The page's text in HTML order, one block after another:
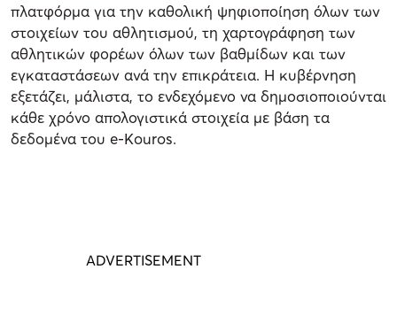
πλατφόρμα για την καθολική ψηφιοποίηση όλων των
στοιχείων του αθλητισμού, τη χαρτογράφηση των
αθλητικών φορέων όλων των βαθμίδων και των
εγκαταστάσεων ανά την επικράτεια. Η κυβέρνηση
εξετάζει, μάλιστα, το ενδεχόμενο να δημοσιοποιούνται
κάθε χρόνο απολογιστικά στοιχεία με βάση τα
δεδομένα του e-Kouros.